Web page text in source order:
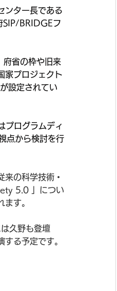
ンター長である
SIP/BRIDGEフ
府省の枠や旧来
家プロジェクト
設定されてい
プログラムディ
点から検討を行
の科学技術・
5.0 」につい
す。
久野も登壇
る予定です。